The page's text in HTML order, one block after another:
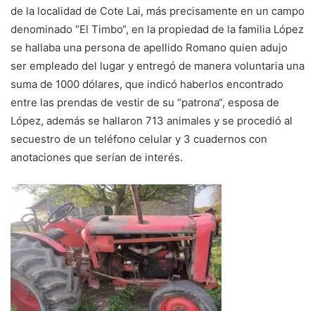
de la localidad de Cote Lai, más precisamente en un campo
denominado “El Timbo“, en la propiedad de la familia López
se hallaba una persona de apellido Romano quien adujo
ser empleado del lugar y entregó de manera voluntaria una
suma de 1000 dólares, que indicó haberlos encontrado
entre las prendas de vestir de su “patrona“, esposa de
López, además se hallaron 713 animales y se procedió al
secuestro de un teléfono celular y 3 cuadernos con
anotaciones que serían de interés.